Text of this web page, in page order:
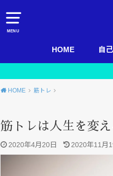
MENU
HOME 自
HOME 筋トレ
筋トレは人生を変
2020年4月20日 2020年11月